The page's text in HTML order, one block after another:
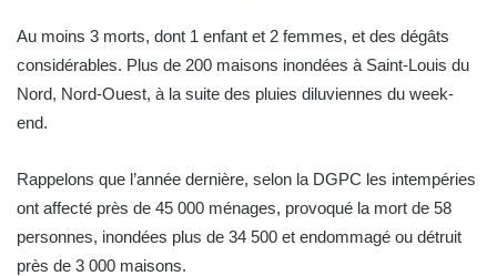
Au moins 3 morts, dont 1 enfant et 2 femmes, et des dégâts
considérables. Plus de 200 maisons inondées à Saint-Louis du
Nord, Nord-Ouest, à la suite des pluies diluviennes du week-
end.
Rappelons que l’année dernière, selon la DGPC les intempéries
ont affecté près de 45 000 ménages, provoqué la mort de 58
personnes, inondées plus de 34 500 et endommagé ou détruit
près de 3 000 maisons.